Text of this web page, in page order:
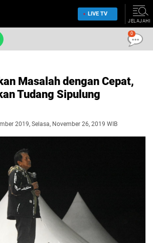
LIVE TV
JELAJAHI
Masalah dengan Cepat,
Tudang Sipulung
2019, Selasa, November 26, 2019 WIB
0